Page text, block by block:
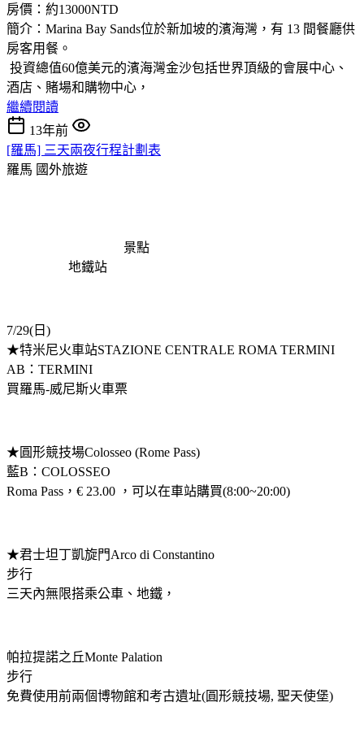
房價：約13000NTD
簡介：Marina Bay Sands位於新加坡的濱海灣，有 13 間餐廳供
房客用餐。
投資總值60億美元的濱海灣金沙包括世界頂級的會展中心、
酒店、賭場和購物中心，
繼續閱讀
13年前
[羅馬] 三天兩夜行程計劃表
羅馬 國外旅遊
景點
地鐵站
7/29(日)
★特米尼火車站STAZIONE CENTRALE ROMA TERMINI
AB：TERMINI
買羅馬-威尼斯火車票
★圓形競技場Colosseo (Rome Pass)
藍B：COLOSSEO
Roma Pass，€ 23.00 ，可以在車站購買(8:00~20:00)
★君士坦丁凱旋門Arco di Constantino
步行
三天內無限搭乘公車、地鐵，
帕拉提諾之丘Monte Palation
步行
免費使用前兩個博物館和考古遺址(圓形競技場, 聖天使堡)